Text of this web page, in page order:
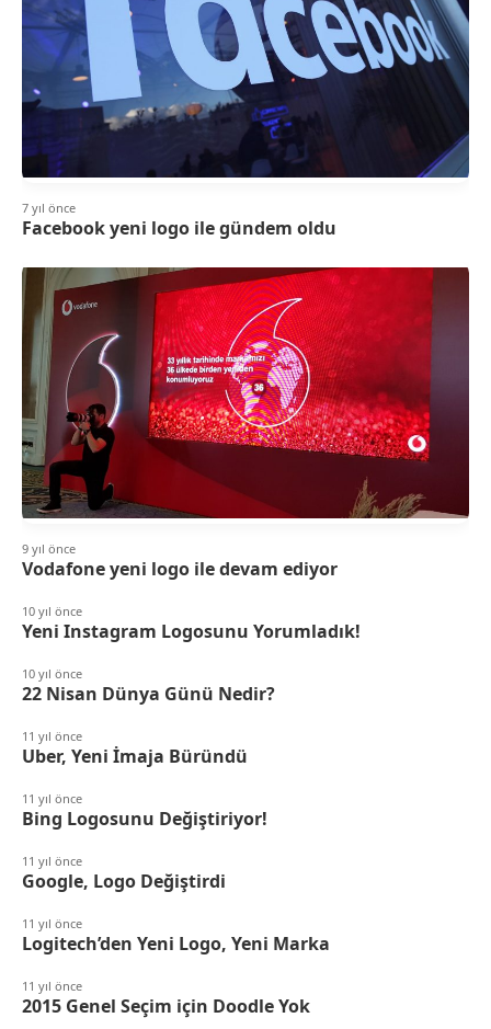
7 yıl önce
Facebook yeni logo ile gündem oldu
9 yıl önce
Vodafone yeni logo ile devam ediyor
10 yıl önce
Yeni Instagram Logosunu Yorumladık!
10 yıl önce
22 Nisan Dünya Günü Nedir?
11 yıl önce
Uber, Yeni İmaja Büründü
11 yıl önce
Bing Logosunu Değiştiriyor!
11 yıl önce
Google, Logo Değiştirdi
11 yıl önce
Logitech’den Yeni Logo, Yeni Marka
11 yıl önce
2015 Genel Seçim için Doodle Yok